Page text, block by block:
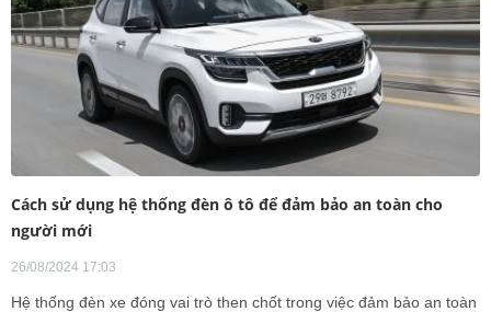
Cách sử dụng hệ thống đèn ô tô để đảm bảo an toàn cho
người mới
26/08/2024 17:03
Hệ thống đèn xe đóng vai trò then chốt trong việc đảm bảo an toàn